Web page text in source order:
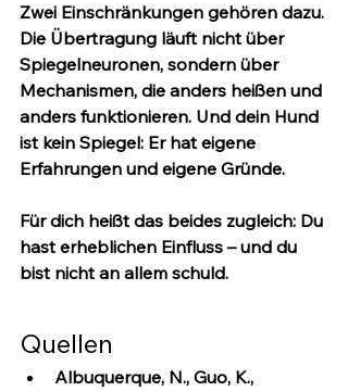
Zwei Einschränkungen gehören dazu.
Die Übertragung läuft nicht über
Spiegelneuronen, sondern über
Mechanismen, die anders heißen und
anders funktionieren. Und dein Hund
ist kein Spiegel: Er hat eigene
Erfahrungen und eigene Gründe.
Für dich heißt das beides zugleich: Du
hast erheblichen Einfluss – und du
bist nicht an allem schuld.
Quellen
Albuquerque, N., Guo, K.,